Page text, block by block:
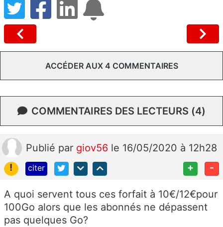
ACCÉDER AUX 4 COMMENTAIRES
COMMENTAIRES DES LECTEURS (4)
Publié par giov56 le 16/05/2020 à 12h28
!
citer + -
A quoi servent tous ces forfait à 10€/12€pour
100Go alors que les abonnés ne dépassent
pas quelques Go?